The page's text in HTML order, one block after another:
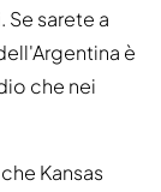
sarete a
è
che nei
Kansas